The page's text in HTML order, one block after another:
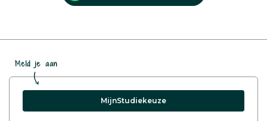
Meld je aan
MijnStudiekeuze